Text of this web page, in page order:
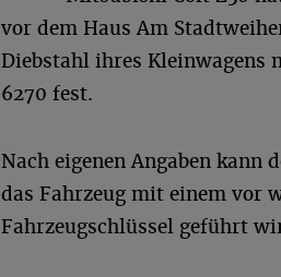
vor dem Haus Am
Diebstahl ihres Kleinwagens
6270 fest.
Nach eigenen Angaben kann
das Fahrzeug mit einem vor
Fahrzeugschlüssel geführt